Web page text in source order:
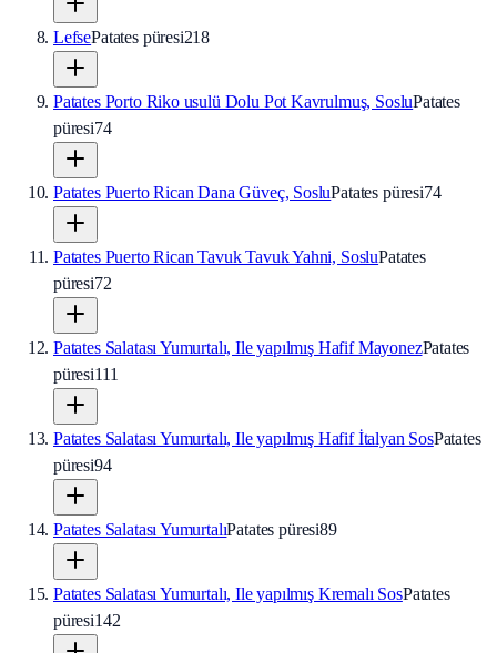
LefsePatates püresi218
Patates Porto Riko usulü Dolu Pot Kavrulmuş, SosluPatates
püresi74
Patates Puerto Rican Dana Güveç, SosluPatates püresi74
Patates Puerto Rican Tavuk Tavuk Yahni, SosluPatates
püresi72
Patates Salatası Yumurtalı, Ile yapılmış Hafif MayonezPatates
püresi111
Patates Salatası Yumurtalı, Ile yapılmış Hafif İtalyan SosPatates
püresi94
Patates Salatası YumurtalıPatates püresi89
Patates Salatası Yumurtalı, Ile yapılmış Kremalı SosPatates
püresi142